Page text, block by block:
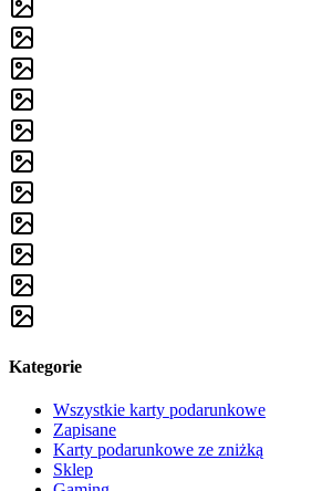
Kategorie
Wszystkie karty podarunkowe
Zapisane
Karty podarunkowe ze zniżką
Sklep